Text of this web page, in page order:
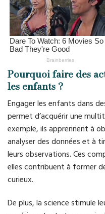
Pourquoi faire des
les enfants ?
Engager les enfants dans
permet d’acquérir une
exemple, ils apprennent à
analyser des données et à
leurs observations. Ces
elles contribuent à former
curieux.
De plus, la science stimule